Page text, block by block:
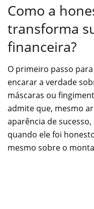
Como a
transforma
financeira?
O primeiro passo
encarar a verdade
máscaras ou
admite que, mesmo
aparência de
quando ele foi
mesmo sobre o